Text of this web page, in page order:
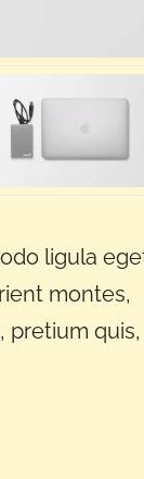
ligula
montes,
pretium quis,